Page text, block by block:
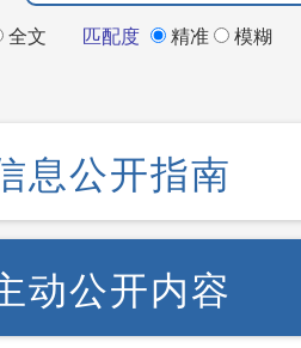
全文 匹配度 精准 模糊
息公开指南
动公开内容